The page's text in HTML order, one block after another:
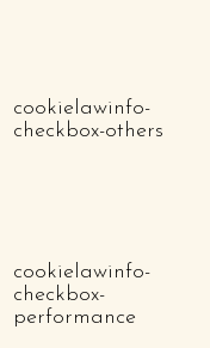
cookielawinfo-
checkbox-others
cookielawinfo-
checkbox-
performance